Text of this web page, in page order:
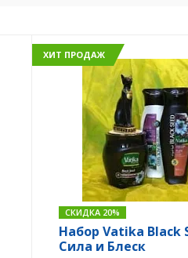
ХИТ ПРОДАЖ
СКИДКА 20%
Набор Vatika Black
Сила и Блеск